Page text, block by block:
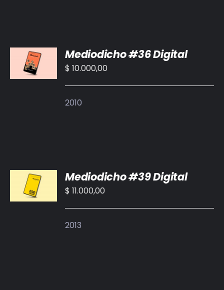
AL
CARRITO
/
Mediodicho #36 Digital
$ 10.000,00
2010
AL
CARRITO
/
Mediodicho #39 Digital
$ 11.000,00
2013